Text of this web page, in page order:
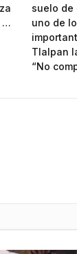
…
suelo de
uno de
Tlalpan
“No